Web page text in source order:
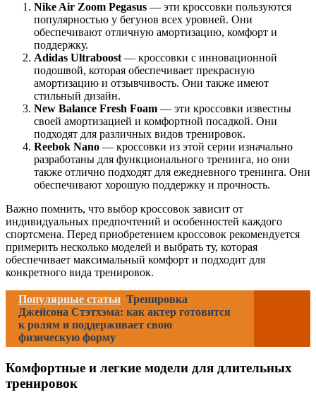
Nike Air Zoom Pegasus — эти кроссовки пользуются
популярностью у бегунов всех уровней. Они
обеспечивают отличную амортизацию, комфорт и
поддержку.
Adidas Ultraboost — кроссовки с инновационной
подошвой, которая обеспечивает прекрасную
амортизацию и отзывчивость. Они также имеют
стильный дизайн.
New Balance Fresh Foam — эти кроссовки известны
своей амортизацией и комфортной посадкой. Они
подходят для различных видов тренировок.
Reebok Nano — кроссовки из этой серии изначально
разработаны для функционального тренинга, но они
также отлично подходят для ежедневного тренинга. Они
обеспечивают хорошую поддержку и прочность.
Важно помнить, что выбор кроссовок зависит от
индивидуальных предпочтений и особенностей каждого
спортсмена. Перед приобретением кроссовок рекомендуется
примерить несколько моделей и выбрать ту, которая
обеспечивает максимальный комфорт и подходит для
конкретного вида тренировок.
Популярные статьи Тренировка
Джейсона Стэтхэма: как актер готовится
к ролям и поддерживает свою
физическую форму
Комфортные и легкие модели для длительных
тренировок